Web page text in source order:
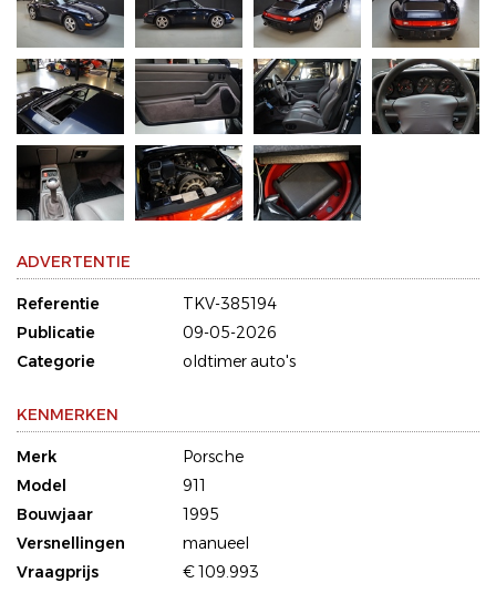
ADVERTENTIE
Referentie
TKV-385194
Publicatie
09-05-2026
Categorie
oldtimer auto's
KENMERKEN
Merk
Porsche
Model
911
Bouwjaar
1995
Versnellingen
manueel
Vraagprijs
€ 109.993